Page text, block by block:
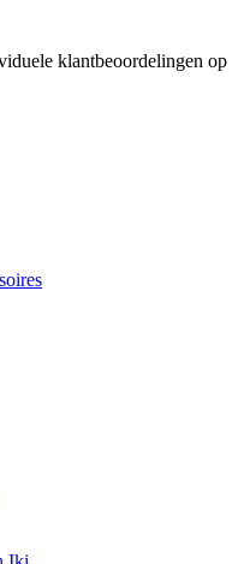
klantbeoordelingen op